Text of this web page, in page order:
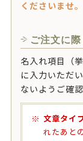
くださいませ。
ご注文に際
名入れ項目（
に入力いただ
ないようご確
文章タイ
れたあと